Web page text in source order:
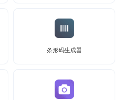
条形码生成器